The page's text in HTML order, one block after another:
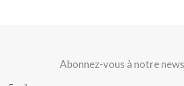
Abonnez-vous à notre